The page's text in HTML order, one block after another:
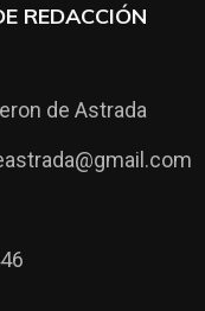
REDACCIÓN
de Astrada